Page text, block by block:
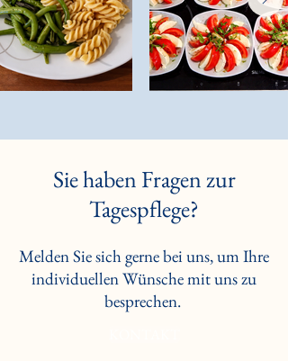
Sie haben Fragen zur
Tagespflege?
Melden Sie sich gerne bei uns, um Ihre
individuellen Wünsche mit uns zu
besprechen.